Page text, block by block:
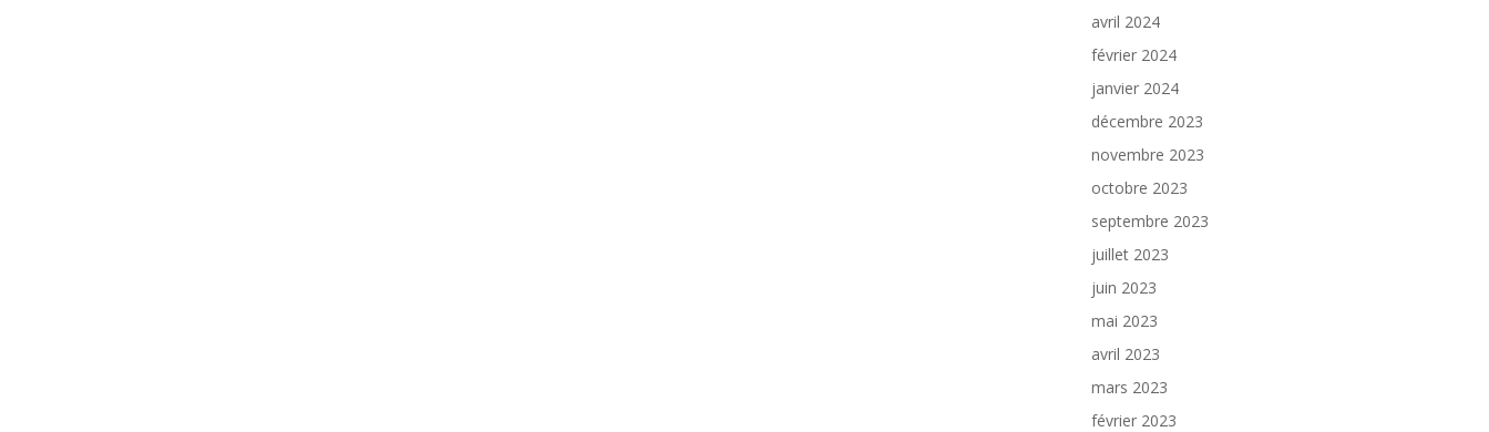
avril 2024
février 2024
janvier 2024
décembre 2023
novembre 2023
octobre 2023
septembre 2023
juillet 2023
juin 2023
mai 2023
avril 2023
mars 2023
février 2023